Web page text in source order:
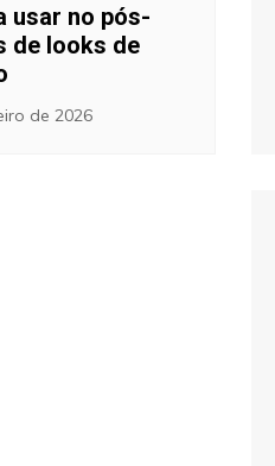
usar no pós-
de looks de
de 2026